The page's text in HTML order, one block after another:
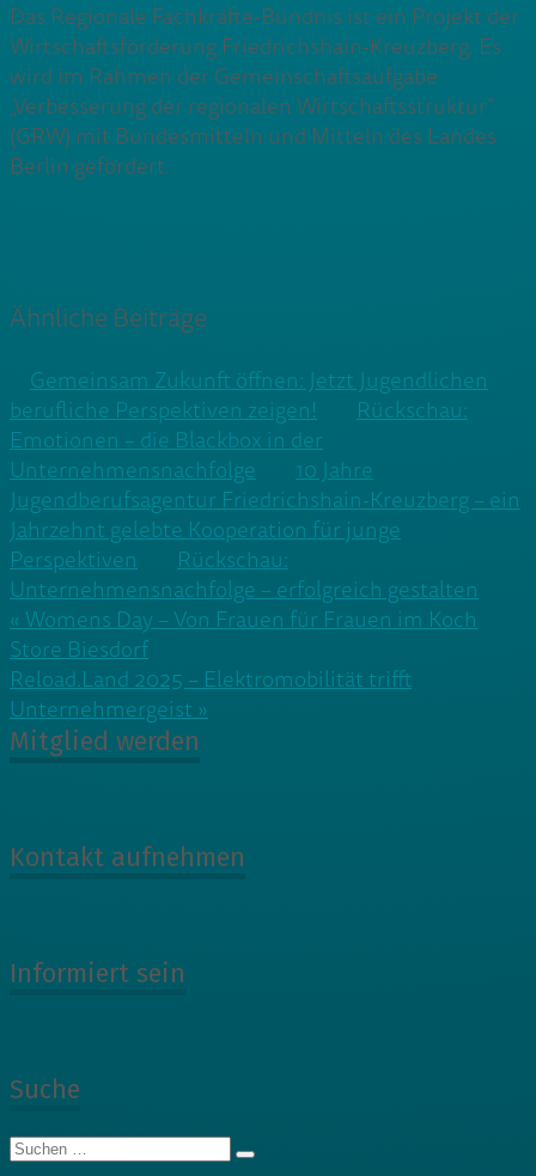
Das Regionale Fachkräfte-Bündnis ist ein Projekt der
Wirtschaftsförderung Friedrichshain-Kreuzberg. Es
wird im Rahmen der Gemeinschaftsaufgabe
„Verbesserung der regionalen Wirtschaftsstruktur“
(GRW) mit Bundesmitteln und Mitteln des Landes
Berlin gefördert.
Ähnliche Beiträge
Gemeinsam Zukunft öffnen: Jetzt Jugendlichen
berufliche Perspektiven zeigen!
Rückschau:
Emotionen – die Blackbox in der
Unternehmensnachfolge
10 Jahre
Jugendberufsagentur Friedrichshain-Kreuzberg – ein
Jahrzehnt gelebte Kooperation für junge
Perspektiven
Rückschau:
Unternehmensnachfolge – erfolgreich gestalten
Beitragsnavigation
« Womens Day – Von Frauen für Frauen im Koch
Store Biesdorf
Reload.Land 2025 – Elektromobilität trifft
Unternehmergeist »
Mitglied werden
Kontakt aufnehmen
Informiert sein
Suche
Suche